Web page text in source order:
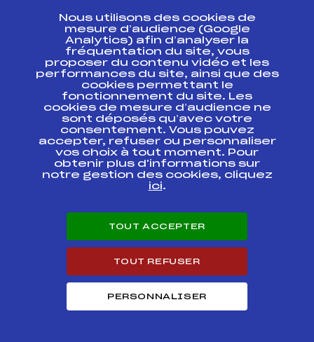
ZIMMERMANN THIERRY 164
LECLERE FREDDY 404
THENOT PATRICK 180
239 DOUGERE ERIC 713
MOINDROT GILLES
BENDRIDI MICHEL
BONNET DOMINIQUE
Nous utilisons des cookies de
mesure d’audience (Google
Analytics) afin d’analyser la
fréquentation du site, vous
proposer du contenu vidéo et les
performances du site, ainsi que des
cookies permettant le
fonctionnement du site. Les
cookies de mesure d’audience ne
sont déposés qu’avec votre
consentement. Vous pouvez
accepter, refuser ou personnaliser
vos choix à tout moment. Pour
obtenir plus d'informations sur
notre gestion des cookies, cliquez
ici.
TOUT ACCEPTER
TOUT REFUSER
PERSONNALISER